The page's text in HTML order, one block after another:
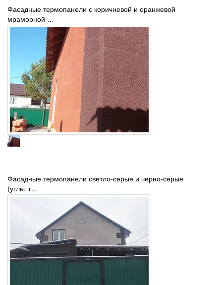
Фасадные термопанели с коричневой и оранжевой
мраморной …
Фасадные термопанели светло-серые и черно-серые
(углы, г…